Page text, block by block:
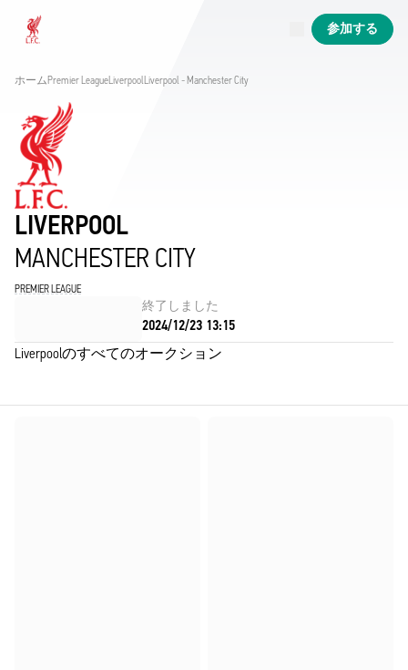
Now live
参加する
ホームPremier LeagueLiverpoolLiverpool - Manchester City
LIVERPOOL
MANCHESTER CITY
PREMIER LEAGUE
終了しました
2024/12/23 13:15
Liverpoolのすべてのオークション